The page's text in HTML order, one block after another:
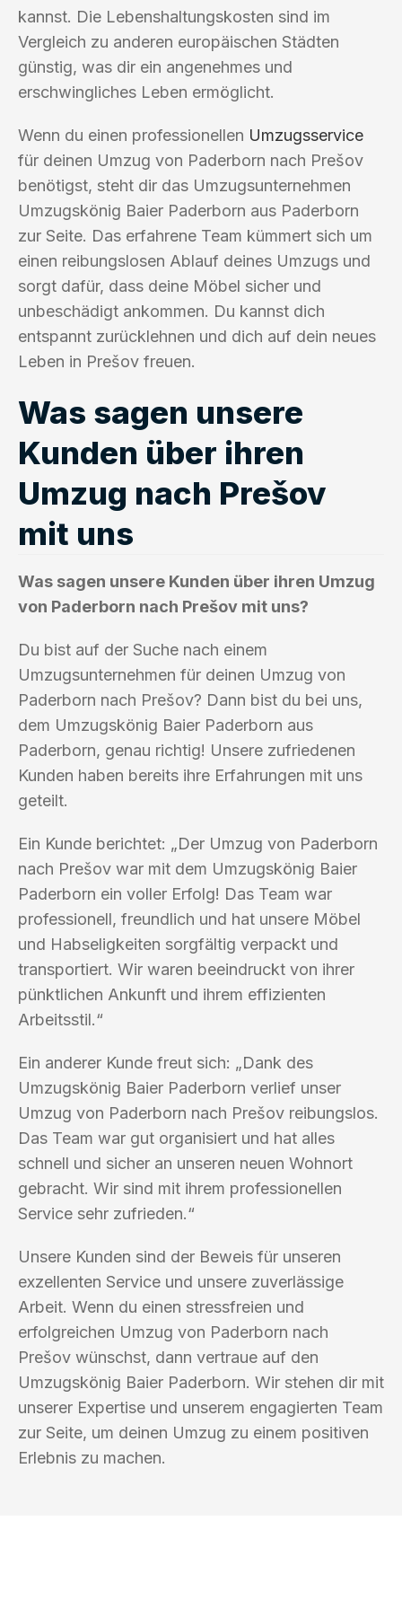
kannst. Die Lebenshaltungskosten sind im
Vergleich zu anderen europäischen Städten
günstig, was dir ein angenehmes und
erschwingliches Leben ermöglicht.
Wenn du einen professionellen Umzugsservice
für deinen Umzug von Paderborn nach Prešov
benötigst, steht dir das Umzugsunternehmen
Umzugskönig Baier Paderborn aus Paderborn
zur Seite. Das erfahrene Team kümmert sich um
einen reibungslosen Ablauf deines Umzugs und
sorgt dafür, dass deine Möbel sicher und
unbeschädigt ankommen. Du kannst dich
entspannt zurücklehnen und dich auf dein neues
Leben in Prešov freuen.
Was sagen unsere
Kunden über ihren
Umzug nach Prešov
mit uns
Was sagen unsere Kunden über ihren Umzug
von Paderborn nach Prešov mit uns?
Du bist auf der Suche nach einem
Umzugsunternehmen für deinen Umzug von
Paderborn nach Prešov? Dann bist du bei uns,
dem Umzugskönig Baier Paderborn aus
Paderborn, genau richtig! Unsere zufriedenen
Kunden haben bereits ihre Erfahrungen mit uns
geteilt.
Ein Kunde berichtet: „Der Umzug von Paderborn
nach Prešov war mit dem Umzugskönig Baier
Paderborn ein voller Erfolg! Das Team war
professionell, freundlich und hat unsere Möbel
und Habseligkeiten sorgfältig verpackt und
transportiert. Wir waren beeindruckt von ihrer
pünktlichen Ankunft und ihrem effizienten
Arbeitsstil.“
Ein anderer Kunde freut sich: „Dank des
Umzugskönig Baier Paderborn verlief unser
Umzug von Paderborn nach Prešov reibungslos.
Das Team war gut organisiert und hat alles
schnell und sicher an unseren neuen Wohnort
gebracht. Wir sind mit ihrem professionellen
Service sehr zufrieden.“
Unsere Kunden sind der Beweis für unseren
exzellenten Service und unsere zuverlässige
Arbeit. Wenn du einen stressfreien und
erfolgreichen Umzug von Paderborn nach
Prešov wünschst, dann vertraue auf den
Umzugskönig Baier Paderborn. Wir stehen dir mit
unserer Expertise und unserem engagierten Team
zur Seite, um deinen Umzug zu einem positiven
Erlebnis zu machen.